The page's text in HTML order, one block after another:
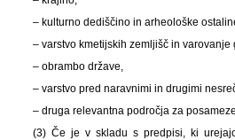
– kulturno dediščino in arheološke
– varstvo kmetijskih zemljišč in varovanje
– obrambo države,
– varstvo pred naravnimi in drugimi
– druga relevantna področja za
(3) Če je v skladu s predpisi, ki